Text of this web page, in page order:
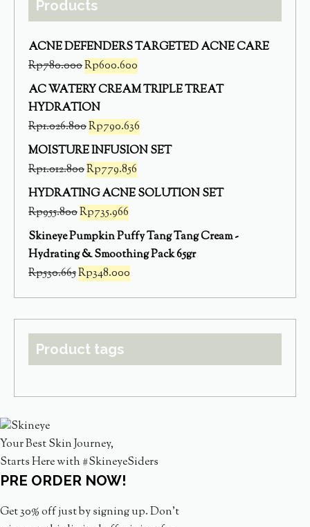
Products
ACNE DEFENDERS TARGETED ACNE CARE
Rp780.000Rp600.600
AC WATERY CREAM TRIPLE TREAT
HYDRATION
Rp1.026.800Rp790.636
MOISTURE INFUSION SET
Rp1.012.800Rp779.856
HYDRATING ACNE SOLUTION SET
Rp955.800Rp735.966
Skineye Pumpkin Puffy Tang Tang Cream -
Hydrating & Smoothing Pack 65gr
Rp530.665Rp348.000
Product tags
Your Best Skin Journey,
Starts Here with #SkineyeSiders
PRE ORDER NOW!
Get 30% off just by signing up. Don’t